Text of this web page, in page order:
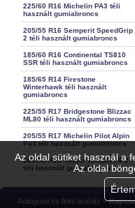
Az oldal sütiket használ a
Az oldal
225/60 R16 Michelin PA3 téli
használt gumiabroncs
205/55 R16 Semperit SpeedGrip
2 téli használt gumiabroncs
185/60 R16 Continental TS810
SSR téli használt gumiabroncs
185/65 R14 Firestone
Winterhawk téli használt
gumiabroncs
225/55 R17 Bridgestone Blizzac
ML80 téli használt gumiabroncs
205/55 R17 Michelin Pilot Alpin
Pa3 téli használt gumiabroncs
205/65 R15 Kleber Krisalk HP2
téli használt gumiabroncs
Autógumi és felni áruház –